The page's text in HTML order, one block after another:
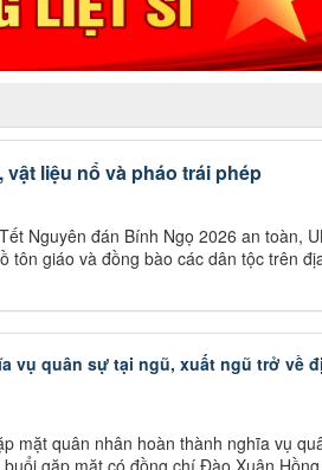
liệu nổ và pháo trái phép
Nguyên đán Bính Ngọ 2026 an toàn,
tôn giáo và đồng bào các dân tộc trên
vụ quân sự tại ngũ, xuất ngũ trở về
mặt quân nhân hoàn thành nghĩa vụ